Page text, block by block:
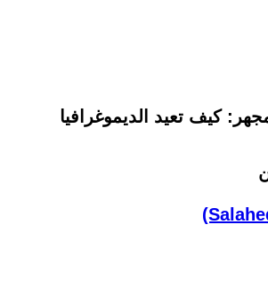
كيف تعيد الديموغرافيا